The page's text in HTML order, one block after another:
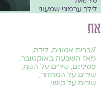
לילך ערמוני שמעוני
את
//ברית אמונים, לידה,
מאז השבעה באוקטובר,
פמיניזם, שירים על הגוף,
שירים על המחזור,
שירים על קושי